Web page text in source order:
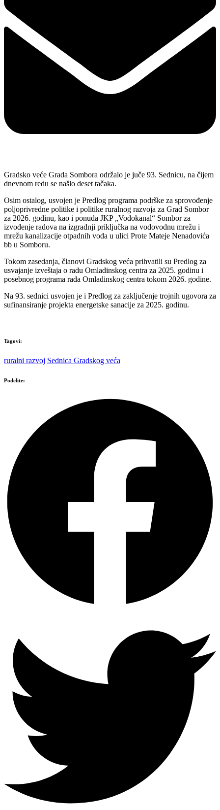
Gradsko veće Grada Sombora održalo je juče 93. Sednicu, na čijem
dnevnom redu se našlo deset tačaka.
Osim ostalog, usvojen je Predlog programa podrške za sprovođenje
poljoprivredne politike i politike ruralnog razvoja za Grad Sombor
za 2026. godinu, kao i ponuda JKP „Vodokanal“ Sombor za
izvođenje radova na izgradnji priključka na vodovodnu mrežu i
mrežu kanalizacije otpadnih voda u ulici Prote Mateje Nenadovića
bb u Somboru.
Tokom zasedanja, članovi Gradskog veća prihvatili su Predlog za
usvajanje izveštaja o radu Omladinskog centra za 2025. godinu i
posebnog programa rada Omladinskog centra tokom 2026. godine.
Na 93. sednici usvojen je i Predlog za zaključenje trojnih ugovora za
sufinansiranje projekta energetske sanacije za 2025. godinu.
Tagovi:
ruralni razvoj Sednica Gradskog veća
Podelite: